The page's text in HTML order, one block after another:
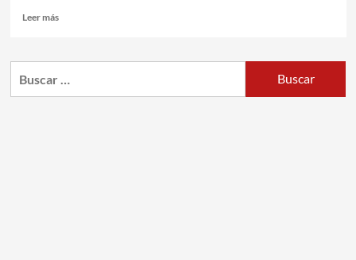
Leer más